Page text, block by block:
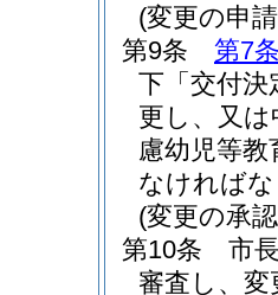
(変更の申
第9条
第7
下「交付決
更し、又
慮幼児等
なければ
(変更の承
第10条
市
審査し、